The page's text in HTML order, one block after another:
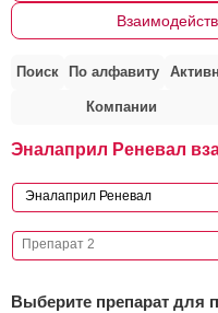
Поиск По алфавиту
Компании
Эналаприл Реневал
Выберите препарат для